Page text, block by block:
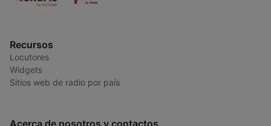
Recursos
Locutores
Widgets
Sitios web de radio por país
Acerca de nosotros y contactos